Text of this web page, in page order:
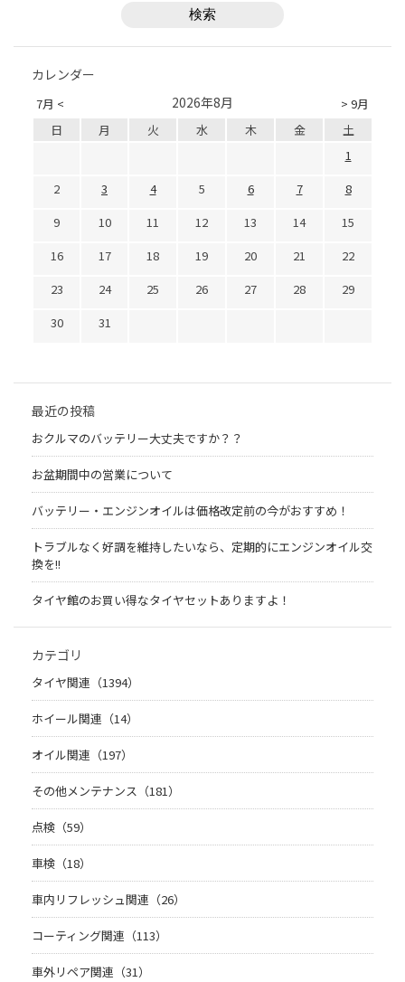
カレンダー
7月 < > 9月
2026年8月
日 月 火 水 木 金
土
1
2
3 4 5 6 7
8
9
10 11 12 13 14
15
16
17 18 19 20 21
22
23
24 25 26 27 28
29
30
31
最近の投稿
おクルマのバッテリー大丈夫ですか？？
お盆期間中の営業について
バッテリー・エンジンオイルは価格改定前の今がおすすめ！
トラブルなく好調を維持したいなら、定期的にエンジンオイル交
換を!!
タイヤ館のお買い得なタイヤセットありますよ！
カテゴリ
タイヤ関連（1394）
ホイール関連（14）
オイル関連（197）
その他メンテナンス（181）
点検（59）
車検（18）
車内リフレッシュ関連（26）
コーティング関連（113）
車外リペア関連（31）